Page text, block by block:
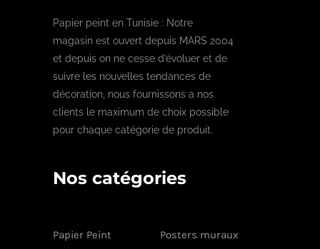
Papier peint en Tunisie : Notre
magasin est ouvert depuis MARS 2004
et depuis on ne cesse d’évoluer et de
suivre les nouvelles tendances de
décoration, nous fournissons a nos
clients le maximum de choix possible
pour chaque catégorie de produit.
Nos catégories
Papier Peint
Posters muraux